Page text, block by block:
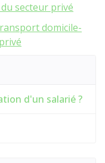
secteur privé
domicile-
d'un salarié ?